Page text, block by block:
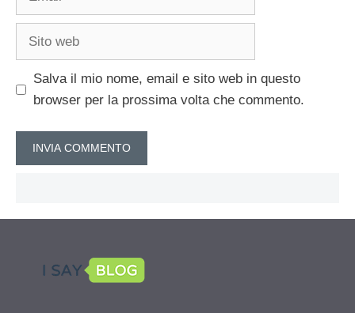
Sito
Salva il mio nome, email e sito web in questo
browser per la prossima volta che commento.